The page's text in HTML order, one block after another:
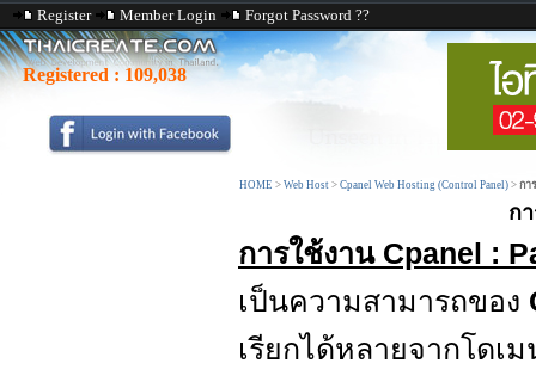
Register Member Login Forgot Password ??
Registered : 109,038
HOME > Web Host > Cpanel Web Hosting (Control Panel) > กา
ก
การใช้งาน Cpanel :
เป็นความสามารถของ
เรียกได้หลายจากโดเ